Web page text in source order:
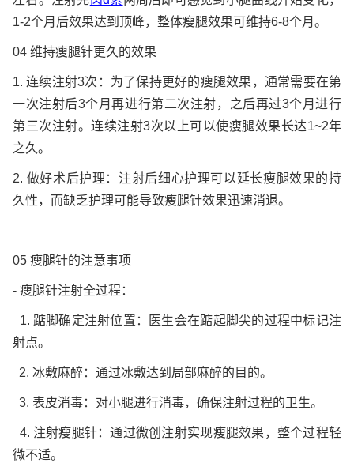
1-2个月后效果达到顶峰，整体瘦腿效果可维持6-8个月。
04 维持瘦腿针更久的效果
1. 连续注射3次：为了保持更好的瘦腿效果，通常需要在第
一次注射后3个月再进行第二次注射，之后再过3个月进行
第三次注射。连续注射3次以上可以使瘦腿效果长达1~2年
之久。
2. 做好术后护理：注射后细心护理可以延长瘦腿效果的持
久性，而缺乏护理可能导致瘦腿针效果迅速消退。
05 瘦腿针的注意事项
- 瘦腿针注射全过程：
1. 踮脚确定注射位置：医生会在踮起脚尖的过程中标记注
射点。
2. 冰敷麻醉：通过冰敷达到局部麻醉的目的。
3. 表皮消毒：对小腿进行消毒，确保注射过程的卫生。
4. 注射瘦腿针：通过微创注射实现瘦腿效果，整个过程轻
微不适。